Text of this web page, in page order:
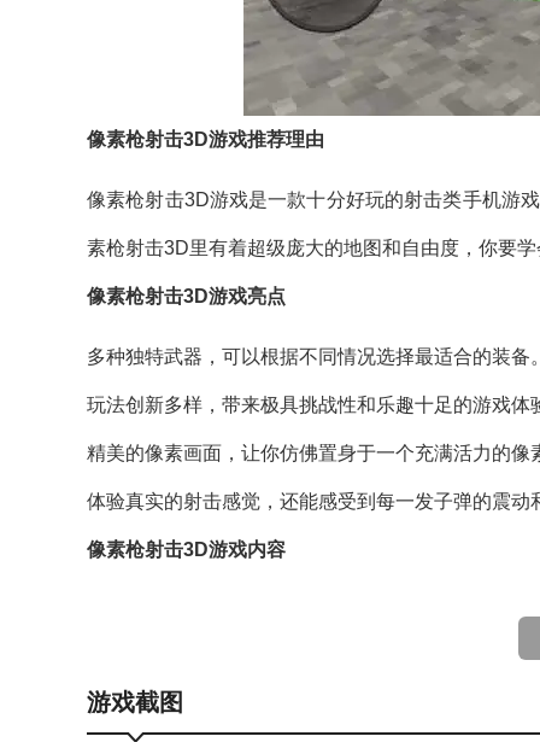
像素枪射击3D游戏推荐理由
像素枪射击3D游戏是一款十分好玩的射击类手机游
素枪射击3D里有着超级庞大的地图和自由度，你要
像素枪射击3D游戏亮点
多种独特武器，可以根据不同情况选择最适合的装备
玩法创新多样，带来极具挑战性和乐趣十足的游戏体
精美的像素画面，让你仿佛置身于一个充满活力的像
体验真实的射击感觉，还能感受到每一发子弹的震动
像素枪射击3D游戏内容
精心设计的音效和配乐，为游戏营造出紧张刺激的氛
高度自由的武器升级系统，你可以通过获得的经验值
游戏截图